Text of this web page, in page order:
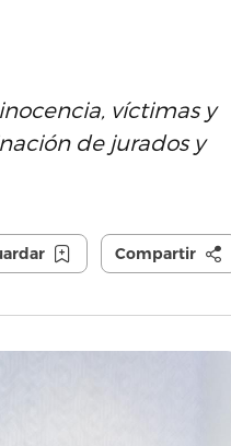
víctimas y
de jurados y
Compartir